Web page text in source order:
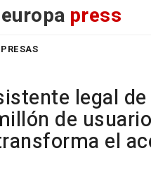
europa press
legal de
de
el